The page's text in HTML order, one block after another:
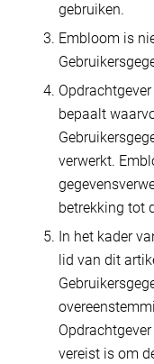
gebruiken.
Embloom is
bepaalt
verwerkt.
betrekking tot
In het kader
lid van dit
vereist is om